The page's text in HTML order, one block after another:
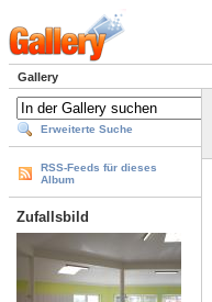
Gallery
Erweiterte Suche
RSS-Feeds für dieses
Album
Zufallsbild